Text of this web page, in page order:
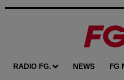
RADIO FG. NEWS FG